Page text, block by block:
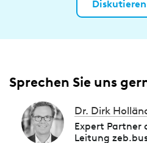
Sprechen Sie uns
Dr. Dirk
Expert Partner
Leitung